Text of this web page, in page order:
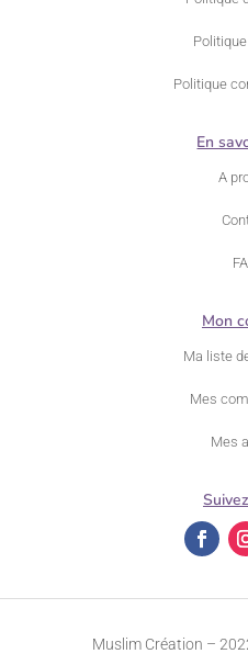
Politique
En
A
Mon
Ma liste
Mes
Mes
Muslim Création –